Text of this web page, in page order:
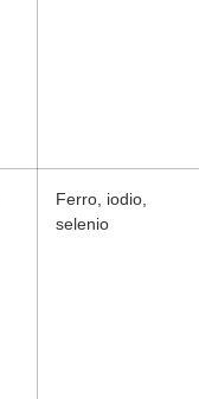
Ferro, iodio,
selenio